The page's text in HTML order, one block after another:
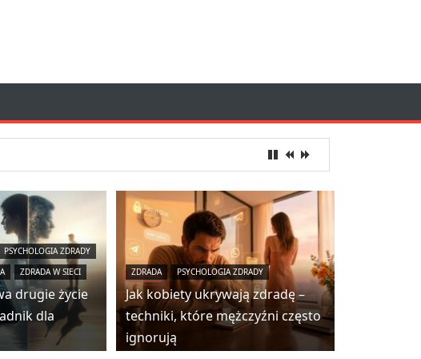
PSYCHOLOGIA ZDRADY
ZDRADA W SIECI
drugie życie
dla
ZDRADA PSYCHOLOGIA ZDRADY
Jak kobiety ukrywają zdradę –
techniki, które mężczyźni często
ignorują